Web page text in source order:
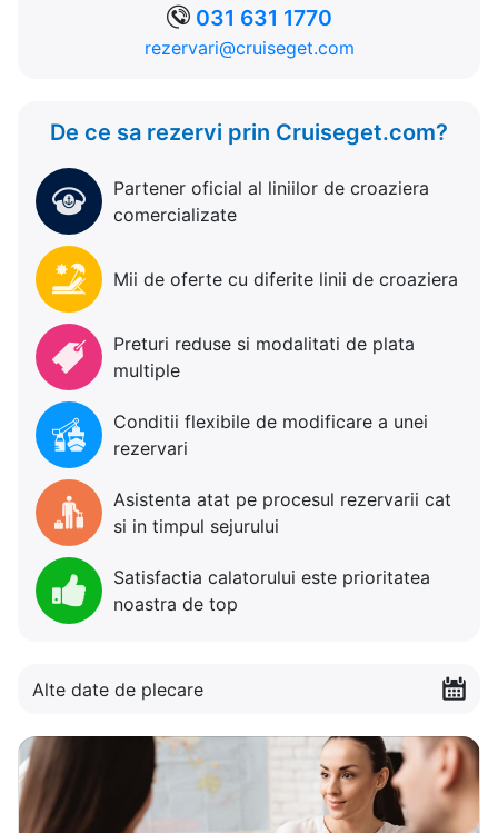
031 631 1770
rezervari@cruiseget.com
De ce sa rezervi prin Cruiseget.com?
Partener oficial al liniilor de croaziera
comercializate
Mii de oferte cu diferite linii de croaziera
Preturi reduse si modalitati de plata
multiple
Conditii flexibile de modificare a unei
rezervari
Asistenta atat pe procesul rezervarii cat
si in timpul sejurului
Satisfactia calatorului este prioritatea
noastra de top
Alte date de plecare